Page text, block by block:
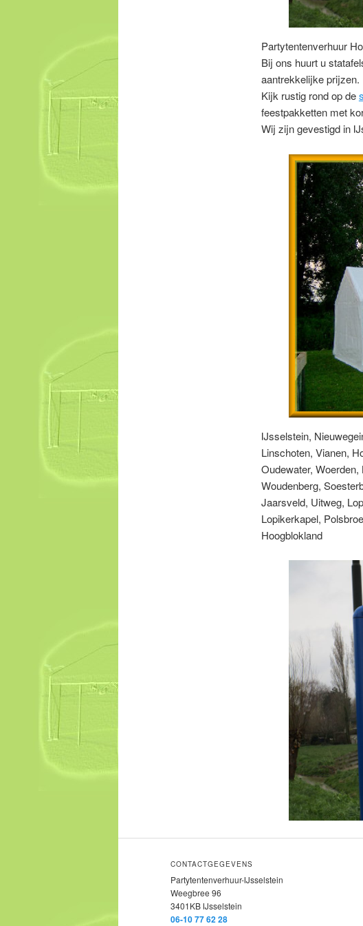
Partytentenverhuur
Bij ons huurt u
aantrekkelijke prijzen.
Kijk rustig rond op de
feestpakketten met
Wij zijn gevestigd in
IJsselstein,
Linschoten, Vianen,
Oudewater,
Woudenberg,
Jaarsveld, Uitweg,
Lopikerkapel,
Hoogblokland
CONTACTGEGEVENS
Partytentenverhuur-IJsselstein
Weegbree 96
3401KB IJsselstein
06-10 77 62 28